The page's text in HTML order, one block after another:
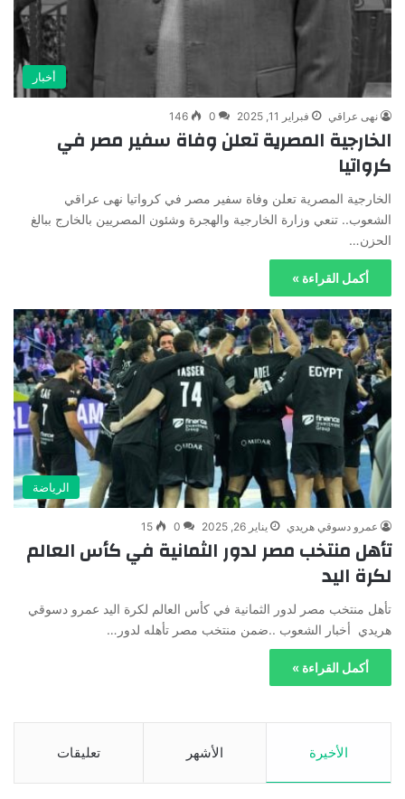
أخبار
نهى عراقي فبراير 11, 2025 0
146
الخارجية المصرية تعلن وفاة سفير مصر في
كرواتيا
الخارجية المصرية تعلن وفاة سفير مصر في كرواتيا نهى عراقي
الشعوب.. تنعي وزارة الخارجية والهجرة وشئون المصريين بالخارج ببالغ
الحزن…
أكمل القراءة »
الرياضة
عمرو دسوقي هريدي يناير 26, 2025 0
15
تأهل منتخب مصر لدور الثمانية في كأس العالم
لكرة اليد
تأهل منتخب مصر لدور الثمانية في كأس العالم لكرة اليد عمرو دسوقي
هريدي أخبار الشعوب ..ضمن منتخب مصر تأهله لدور…
أكمل القراءة »
الأخيرة الأشهر تعليقات